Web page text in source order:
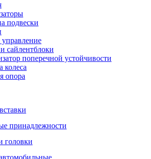
подвески
управление
сайлентблоки
поперечной устойчивости
колеса
опора
принадлежности
головки